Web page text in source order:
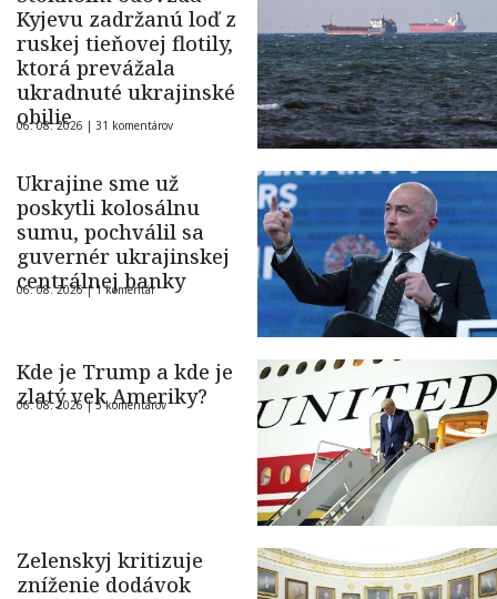
Kyjevu zadržanú loď z
ruskej tieňovej flotily,
ktorá prevážala
ukradnuté ukrajinské
obilie
06. 08. 2026 | 31 komentárov
Ukrajine sme už
poskytli kolosálnu
sumu, pochválil sa
guvernér ukrajinskej
centrálnej banky
06. 08. 2026 |1 komentár
Kde je Trump a kde je
zlatý vek Ameriky?
06. 08. 2026 |5 komentárov
Zelenskyj kritizuje
zníženie dodávok